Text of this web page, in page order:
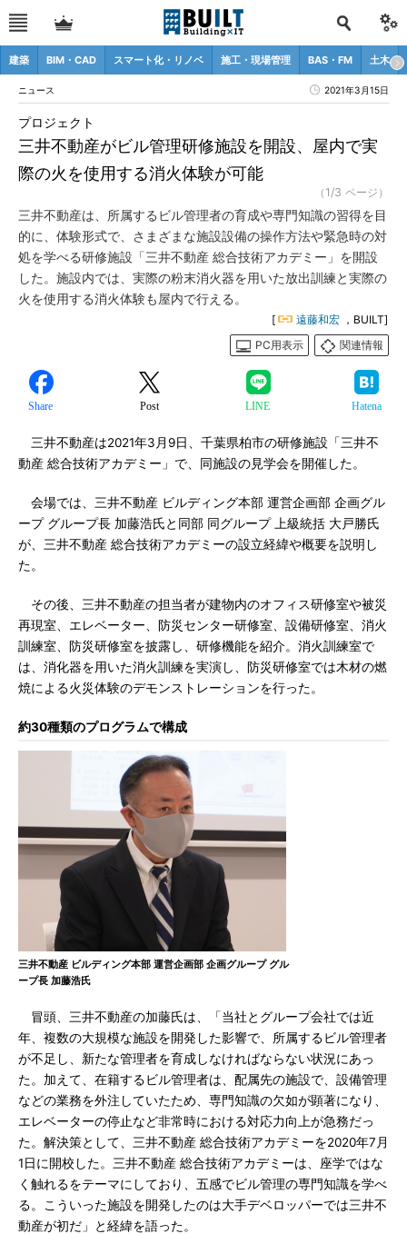
建築 BIM・CAD スマート化・リノベ 施工・現場管理 BAS・FM 土木
ニュース 2021年3月15日
三井不動産がビル管理研修施設を開設、屋内で実
際の火を使用する消火体験が可能
プロジェクト
（1/3 ページ）
三井不動産は、所属するビル管理者の育成や専門知識の習得を目
的に、体験形式で、さまざまな施設設備の操作方法や緊急時の対
処を学べる研修施設「三井不動産 総合技術アカデミー」を開設
した。施設内では、実際の粉末消火器を用いた放出訓練と実際の
火を使用する消火体験も屋内で行える。
[ 遠藤和宏 ，BUILT]
PC用表示
関連情報
Share Post LINE Hatena
三井不動産は2021年3月9日、千葉県柏市の研修施設「三井不
動産 総合技術アカデミー」で、同施設の見学会を開催した。
会場では、三井不動産 ビルディング本部 運営企画部 企画グル
ープ グループ長 加藤浩氏と同部 同グループ 上級統括 大戸勝氏
が、三井不動産 総合技術アカデミーの設立経緯や概要を説明し
た。
その後、三井不動産の担当者が建物内のオフィス研修室や被災
再現室、エレベーター、防災センター研修室、設備研修室、消火
訓練室、防災研修室を披露し、研修機能を紹介。消火訓練室で
は、消化器を用いた消火訓練を実演し、防災研修室では木材の燃
焼による火災体験のデモンストレーションを行った。
約30種類のプログラムで構成
三井不動産 ビルディング本部 運営企画部 企画グループ グル
ープ長 加藤浩氏
冒頭、三井不動産の加藤氏は、「当社とグループ会社では近
年、複数の大規模な施設を開発した影響で、所属するビル管理者
が不足し、新たな管理者を育成しなければならない状況にあっ
た。加えて、在籍するビル管理者は、配属先の施設で、設備管理
などの業務を外注していたため、専門知識の欠如が顕著になり、
エレベーターの停止など非常時における対応力向上が急務だっ
た。解決策として、三井不動産 総合技術アカデミーを2020年7月
1日に開校した。三井不動産 総合技術アカデミーは、座学ではな
く触れるをテーマにしており、五感でビル管理の専門知識を学べ
る。こういった施設を開発したのは大手デベロッパーでは三井不
動産が初だ」と経緯を語った。